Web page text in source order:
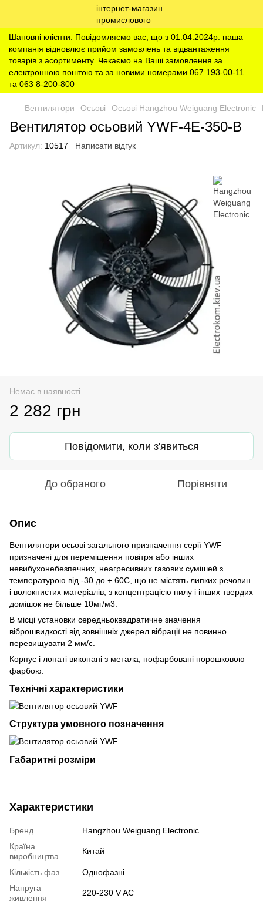
Шановні клієнти. Повідомляємо вас, що з 01.04.2024р. наша
компанія відновлює прийом замовлень та відвантаження
товарів з асортименту. Чекаємо на Ваші замовлення за
електронною поштою та за новими номерами 067 193-00-11
та 063 8-200-800
Вентилятори Осьові Осьові Hangzhou Weiguang Electronic
Вентилятор осьовий YWF-4E-350-B
Артикул: 10517 Написати відгук
Немає в наявності
2 282 грн
Повідомити, коли з'явиться
До обраного Порівняти
Опис
Вентилятори осьові загального призначення серії YWF
призначені для переміщення повітря або інших
невибухонебезпечних, неагресивних газових сумішей з
температурою від -30 до + 60С, що не містять липких речовин
і волокнистих матеріалів, з концентрацією пилу і інших твердих
домішок не більше 10мг/м3.
В місці установки середньоквадратичне значення
віброшвидкості від зовнішніх джерел вібрації не повинно
перевищувати 2 мм/с.
Корпус і лопаті виконані з метала, пофарбовані порошковою
фарбою.
Технічні характеристики
Структура умовного позначення
Габаритні розміри
Характеристики
Бренд
Hangzhou Weiguang Electronic
Країна
виробництва
Китай
Кількість фаз
Однофазні
Напруга
живлення
220-230 V AC